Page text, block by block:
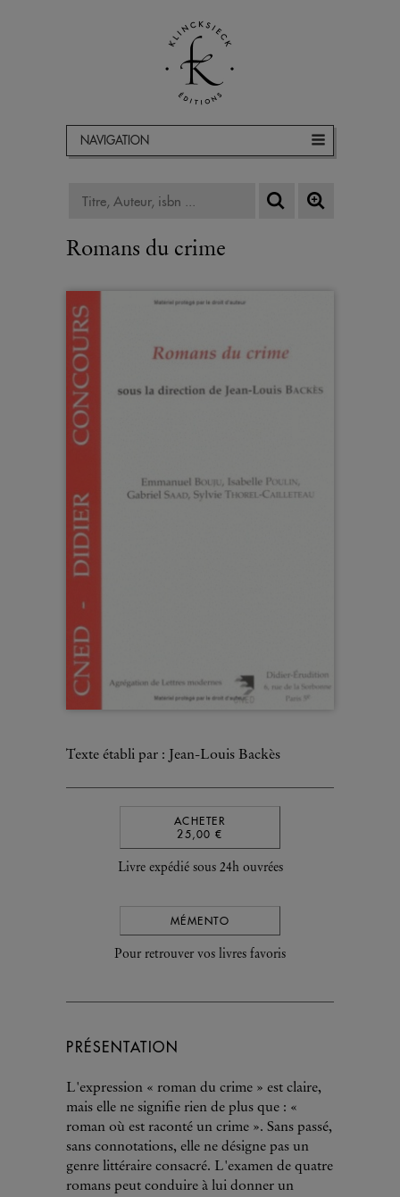
NAVIGATION
Romans du crime
Texte établi par : Jean-Louis Backès
ACHETER
25,00 €
Livre expédié sous 24h ouvrées
MÉMENTO
Pour retrouver vos livres favoris
PRÉSENTATION
L'expression « roman du crime » est claire,
mais elle ne signifie rien de plus que : «
roman où est raconté un crime ». Sans passé,
sans connotations, elle ne désigne pas un
genre littéraire consacré. L'examen de quatre
romans peut conduire à lui donner un